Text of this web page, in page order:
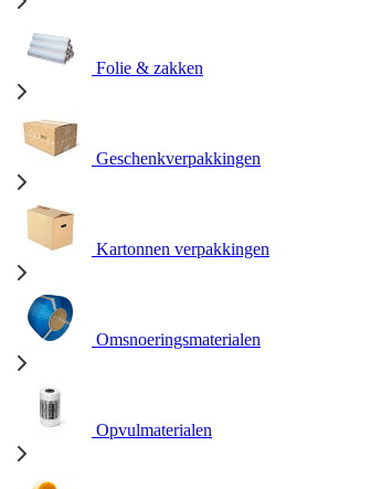
Folie & zakken
Geschenkverpakkingen
Kartonnen verpakkingen
Omsnoeringsmaterialen
Opvulmaterialen